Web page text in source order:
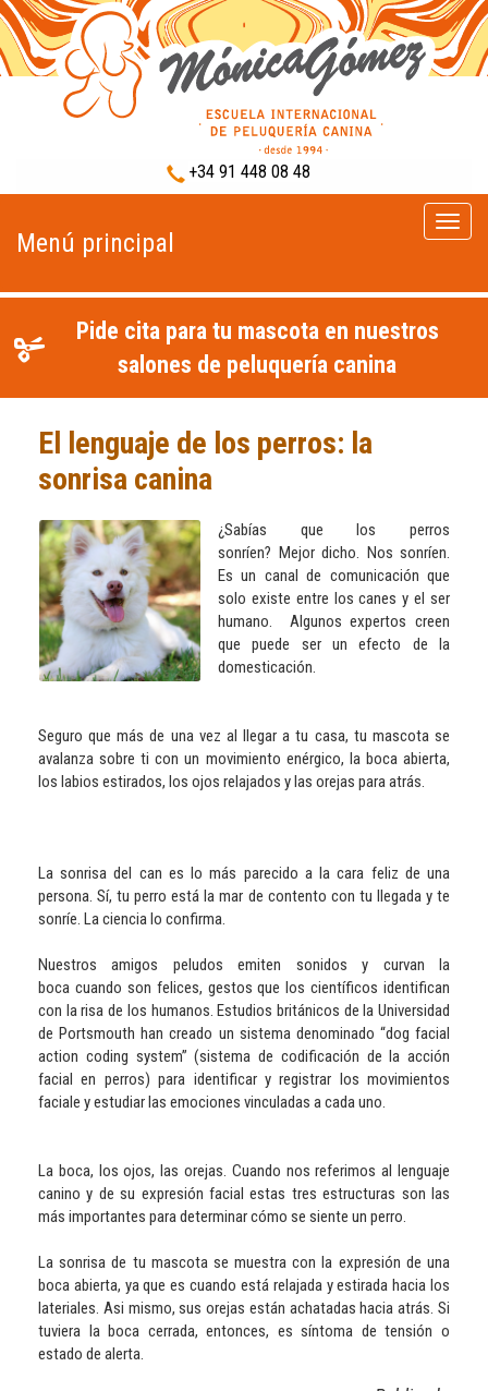
+34 91 448 08 48
Menú
Menú principal
Pide cita para tu mascota en nuestros
salones de peluquería canina
El lenguaje de los perros: la
sonrisa canina
¿Sabías que los perros
sonríen? Mejor dicho. Nos sonríen.
Es un canal de comunicación que
solo existe entre los canes y el ser
humano. Algunos expertos creen
que puede ser un efecto de la
domesticación.
Seguro que más de una vez al llegar a tu casa, tu mascota se
avalanza sobre ti con un movimiento enérgico, la boca abierta,
los labios estirados, los ojos relajados y las orejas para atrás.
La sonrisa del can es lo más parecido a la cara feliz de una
persona. Sí, tu perro está la mar de contento con tu llegada y te
sonríe. La ciencia lo confirma.
Nuestros amigos peludos emiten sonidos y curvan la
boca cuando son felices, gestos que los científicos identifican
con la risa de los humanos. Estudios británicos de la Universidad
de Portsmouth han creado un sistema denominado “dog facial
action coding system” (sistema de codificación de la acción
facial en perros) para identificar y registrar los movimientos
faciale y estudiar las emociones vinculadas a cada uno.
La boca, los ojos, las orejas. Cuando nos referimos al lenguaje
canino y de su expresión facial estas tres estructuras son las
más importantes para determinar cómo se siente un perro.
La sonrisa de tu mascota se muestra con la expresión de una
boca abierta, ya que es cuando está relajada y estirada hacia los
lateriales. Asi mismo, sus orejas están achatadas hacia atrás. Si
tuviera la boca cerrada, entonces, es síntoma de tensión o
estado de alerta.